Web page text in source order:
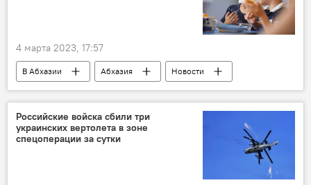
4 марта 2023, 17:57
В Абхазии Абхазия
Новости
Гагрский район
Российские войска сбили три
украинских вертолета в зоне
спецоперации за сутки